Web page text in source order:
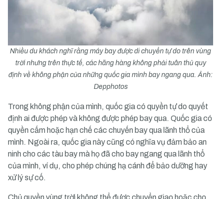
Nhiều du khách nghĩ rằng máy bay được di chuyển tự do trên vùng
trời nhưng trên thực tế, các hãng hàng không phải tuân thủ quy
định về không phận của những quốc gia mình bay ngang qua. Ảnh:
Depphotos
Trong không phận của mình, quốc gia có quyền tự do quyết
định ai được phép và không được phép bay qua. Quốc gia có
quyền cấm hoặc hạn chế các chuyến bay qua lãnh thổ của
mình. Ngoài ra, quốc gia này cũng có nghĩa vụ đảm bảo an
ninh cho các tàu bay mà họ đã cho bay ngang qua lãnh thổ
của mình, ví dụ, cho phép chúng hạ cánh để bảo dưỡng hay
xử lý sự cố.
Chủ quyền vùng trời không thể được chuyển giao hoặc cho